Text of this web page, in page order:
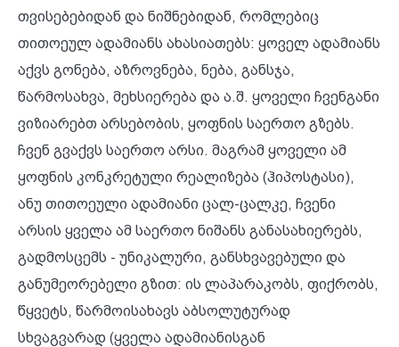
თვისებებიდან და ნიშნებიდან, რომლებიც
თითოეულ ადამიანს ახასიათებს: ყოველ ადამიანს
აქვს გონება, აზროვნება, ნება, განსჯა,
წარმოსახვა, მეხსიერება და ა.შ. ყოველი ჩვენგანი
ვიზიარებთ არსებობის, ყოფნის საერთო გზებს.
ჩვენ გვაქვს საერთო არსი. მაგრამ ყოველი ამ
ყოფნის კონკრეტული რეალიზება (ჰიპოსტასი),
ანუ თითოეული ადამიანი ცალ-ცალკე, ჩვენი
არსის ყველა ამ საერთო ნიშანს განასახიერებს,
გადმოსცემს - უნიკალური, განსხვავებული და
განუმეორებელი გზით: ის ლაპარაკობს, ფიქრობს,
წყვეტს, წარმოისახავს აბსოლუტურად
სხვაგვარად (ყველა ადამიანისგან